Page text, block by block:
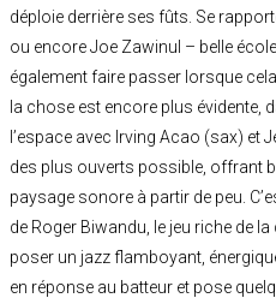
déploie derrière ses fûts. Se
ou encore Joe Zawinul – belle
également faire passer lorsque
la chose est encore plus évidente,
l’espace avec Irving Acao (sax) et
des plus ouverts possible, offrant
paysage sonore à partir de peu.
de Roger Biwandu, le jeu riche de
poser un jazz flamboyant,
en réponse au batteur et pose